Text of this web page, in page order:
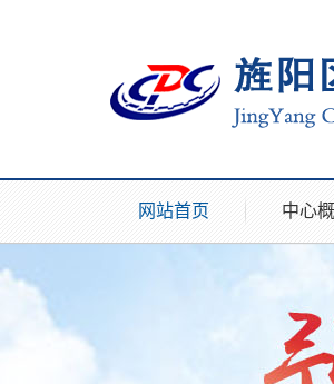
网站首页 中心